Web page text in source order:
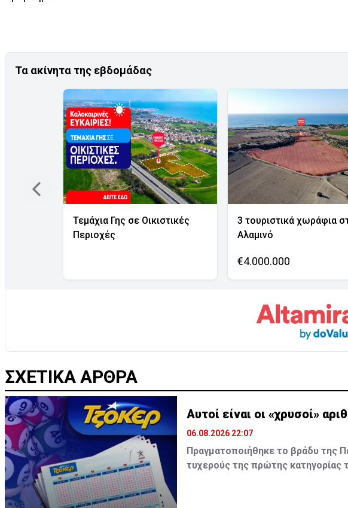
Τα ακίνητα της εβδομάδας
Τεμάχια Γης σε Οικιστικές
Περιοχές
3 τουριστικά χωράφια
Αλαμινό
€4.000.000
ΣΧΕΤΙΚΑ ΑΡΘΡΑ
Αυτοί είναι οι «χρυσοί»
06.08.2026 22:07
Πραγματοποιήθηκε το βράδυ της
τυχερούς της πρώτης κατηγορίας